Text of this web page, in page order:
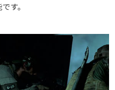
す。